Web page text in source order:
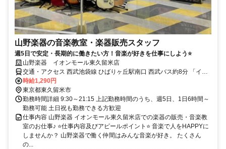
山野楽器の音楽教室・楽器販売スタッフ
週5日で安定・長期的に働きたい方！音楽が好きを仕事にしよう⭐
山野楽器 イオンモール東久留米店
交通・アクセス 西武池袋線 ひばりヶ丘駅南口 西武バス約8分 「イオ
ンモール東久留米」前 西武新宿線 田無駅北口 西武バス約15分 「イオ
ンモール東久留米」前
時給1,290円
東京都東久留米市
勤務時間詳細 9:30～21:15 上記勤務時間のうち、週5日、1日6時間～
勤務可能 土日祝も勤務できる方歓迎
仕事内容 山野楽器 イオンモール東久留米店での楽器の販売・音楽教
室のお仕事♪ ⭐仕事内容及びアピールポイント⭐ 音楽で人をHAPPYに
しませんか？ 山野楽器で働く仲間はみんな音楽が好き。 たくさん
の...